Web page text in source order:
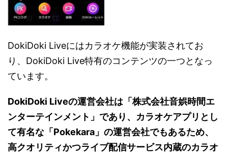
DokiDoki Liveにはカラオケ機能が実装されてお
り、DokiDoki Live特有のコンテンツの一つとなっ
ています。
DokiDoki Liveの運営会社は「株式会社音娯時間エ
ンターテインメント」であり、カラオケアプリとし
て有名な「Pokekara」の運営会社でもあるため、
高クオリティかつライブ配信サービス内蔵のカラオ